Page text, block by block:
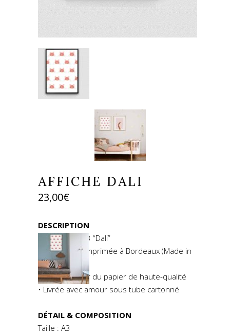
AFFICHE DALI
23,00€
DESCRIPTION
• Illustration A3 “Dali”
• Réalisée et imprimée à Bordeaux (Made in
France)
• Imprimée sur du papier de haute-qualité
• Livrée avec amour sous tube cartonné
DÉTAIL & COMPOSITION
Taille : A3